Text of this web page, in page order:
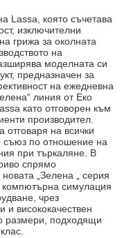
Lassa, която съчетава
изключителни
грижа за околната
на
моделната си
предназначен за
на ежедневна
линия от Еко
като отговорен към
производител.
на всички
съюз по отношение на
при търкаляне. В
спрямо
„Зелена „ серия
симулация
чрез
и висококачествен
размери, подходящи